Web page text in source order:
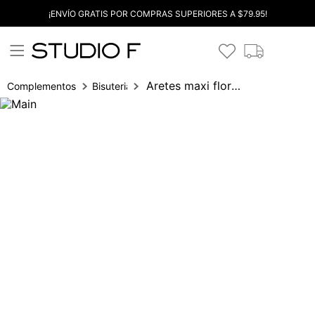
¡ENVÍO GRATIS POR COMPRAS SUPERIORES A $79.95!
Complementos Bisuteria Aretes maxi flores lentejuelas